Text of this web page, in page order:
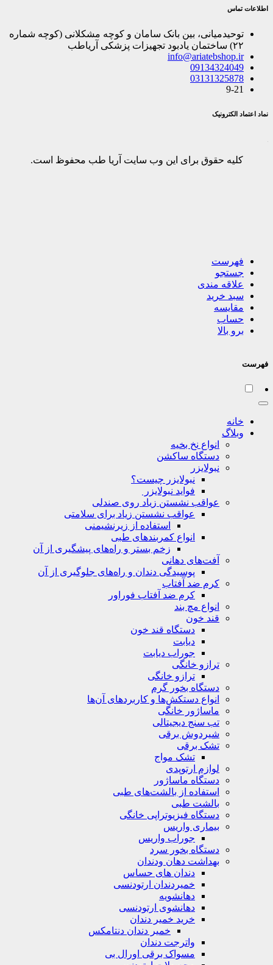
اطلاعات تماس
توحیدمیانی، بین بانک سامان و کوچه مشکلانی (کوچه شماره
۲۲) ساختمان یادبود تجهیزات پزشکی آریاطب
info@ariatebshop.ir
09134324049
03131325878
9-21
نماد اعتماد الکترونیک
کلیه حقوق برای این وب سایت آریا طب محفوظ است.
فهرست
جستجو
علاقه مندی
سبد خرید
مقایسه
حساب
برو بالا
فهرست
خانه
وبلاگ
انواع نخ بخیه
دستگاه ساکشن
نبولایزر
نبولایزر چیست؟
فواید نبولایزر
عواقب نشستن زیاد روی صندلی
عواقب نشستن زیاد برای سلامتی
استفاده از زیرنشیمنی
انواع کمربندهای طبی
زخم بستر و راه‌های پیشگیری از آن
آفت‌های دهانی
پوسیدگی دندان و راه‌های جلوگیری از آن
کرم ضد آفتاب
کرم ضد آفتاب فوراور
انواع مچ بند
قند خون
دستگاه قند خون
دیابت
جوراب دیابت
ترازو خانگی
ترازو خانگی
دستگاه بخور گرم
انواع دستکش‌ها و کاربردهای آن‌ها
ماساژور خانگی
تب سنج دیجیتالی
شیردوش برقی
تشک برقی
تشک مواج
لوازم ارتوپدی
دستگاه ماساژور
استفاده از بالشت‌های طبی
بالشت‌ طبی
دستگاه فیزیوتراپی خانگی
بیماری واریس
جوراب واریس
دستگاه‌ بخور سرد
بهداشت دهان ودندان
دندان های حساس
خمیردندان ارتودنسی
دهانشویه‌
دهانشوی ارتودنسی
خرید خمیر دندان
خمیر دندان دنتامکس
واترجت دندان
مسواک برقی اورال بی